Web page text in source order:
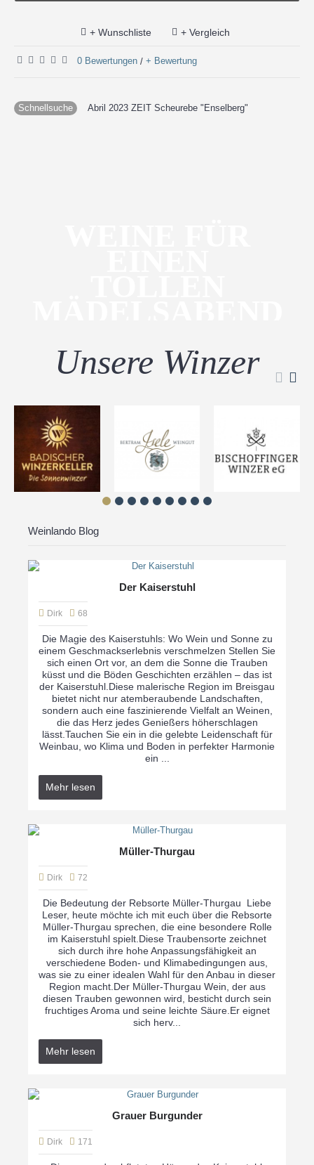
+ Wunschliste + Vergleich
0 Bewertungen / + Bewertung
Schnellsuche Abril 2023 ZEIT Scheurebe "Enselberg"
Unsere Winzer
Weinlando Blog
Der Kaiserstuhl
Dirk 68
Die Magie des Kaiserstuhls: Wo Wein und Sonne zu
einem Geschmackserlebnis verschmelzen Stellen Sie
sich einen Ort vor, an dem die Sonne die Trauben
küsst und die Böden Geschichten erzählen – das ist
der Kaiserstuhl.Diese malerische Region im Breisgau
bietet nicht nur atemberaubende Landschaften,
sondern auch eine faszinierende Vielfalt an Weinen,
die das Herz jedes Genießers höherschlagen
lässt.Tauchen Sie ein in die gelebte Leidenschaft für
Weinbau, wo Klima und Boden in perfekter Harmonie
ein ...
Mehr lesen
Müller-Thurgau
Dirk 72
Die Bedeutung der Rebsorte Müller-Thurgau Liebe
Leser, heute möchte ich mit euch über die Rebsorte
Müller-Thurgau sprechen, die eine besondere Rolle
im Kaiserstuhl spielt.Diese Traubensorte zeichnet
sich durch ihre hohe Anpassungsfähigkeit an
verschiedene Boden- und Klimabedingungen aus,
was sie zu einer idealen Wahl für den Anbau in dieser
Region macht.Der Müller-Thurgau Wein, der aus
diesen Trauben gewonnen wird, besticht durch sein
fruchtiges Aroma und seine leichte Säure.Er eignet
sich herv...
Mehr lesen
Grauer Burgunder
Dirk 171